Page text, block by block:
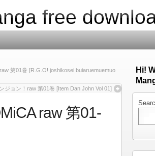
free
第01巻 [R.G.O! joshikosei buiaruemuemuo
ジョン！raw 第01巻 [Item Dan John Vol 01]
raw 第01-
Hi!